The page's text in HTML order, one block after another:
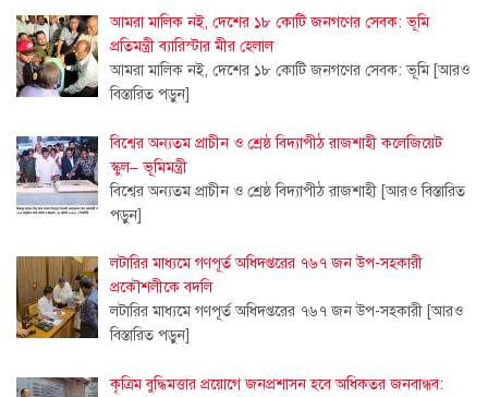
আমরা মালিক নই, দেশের ১৮ কোটি জনগণের সেবক: ভূমি
প্রতিমন্ত্রী ব্যারিস্টার মীর হেলাল
আমরা মালিক নই, দেশের ১৮ কোটি জনগণের সেবক: ভূমি [আরও
বিস্তারিত পড়ুন]
বিশ্বের অন্যতম প্রাচীন ও শ্রেষ্ঠ বিদ্যাপীঠ রাজশাহী কলেজিয়েট
স্কুল– ভূমিমন্ত্রী
বিশ্বের অন্যতম প্রাচীন ও শ্রেষ্ঠ বিদ্যাপীঠ রাজশাহী [আরও বিস্তারিত
পড়ুন]
লটারির মাধ্যমে গণপূর্ত অধিদপ্তরের ৭৬৭ জন উপ-সহকারী
প্রকৌশলীকে বদলি
লটারির মাধ্যমে গণপূর্ত অধিদপ্তরের ৭৬৭ জন উপ-সহকারী [আরও
বিস্তারিত পড়ুন]
কৃত্রিম বুদ্ধিমত্তার প্রয়োগে জনপ্রশাসন হবে অধিকতর জনবান্ধব: